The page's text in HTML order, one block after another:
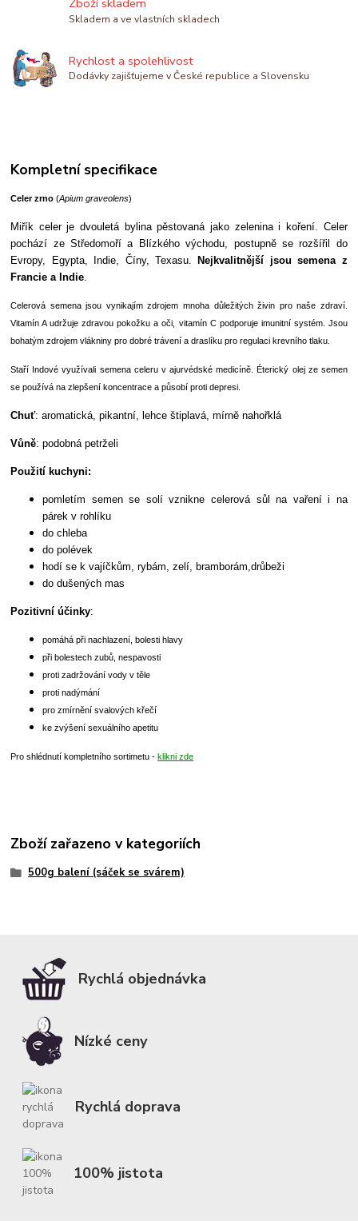
Skladem a ve vlastních skladech
Rychlost a spolehlivost
Dodávky zajišťujeme v České republice a Slovensku
Kompletní specifikace
Celer zrno (Apium graveolens)
Miřík celer je dvouletá bylina pěstovaná jako zelenina i koření. Celer
pochází ze Středomoří a Blízkého východu, postupně se rozšířil do
Evropy, Egypta, Indie, Číny, Texasu.
Nejkvalitnější jsou semena z
Francie a Indie
Celerová semena jsou vynikajím zdrojem mnoha důležitých živin pro naše zdraví.
Vitamín A udržuje zdravou pokožku a oči, vitamín C podporuje imunitní systém. Jsou
bohatým zdrojem vlákniny pro dobré trávení a draslíku pro regulaci krevního tlaku.
Staří Indové využívali semena celeru v ajurvédské medicíně. Éterický olej ze semen
se používá na zlepšení koncentrace a působí proti depresi.
Chuť: aromatická, pikantní, lehce štiplavá, mírně nahořklá
Vůně: podobná petrželi
Použití kuchyni:
pomletím semen se solí vznikne celerová sůl na vaření i na
párek v rohlíku
do chleba
do polévek
hodí se k vajíčkům, rybám, zelí, bramborám,drůbeži
do dušených mas
Pozitivní účinky:
pomáhá při nachlazení, bolesti hlavy
při bolestech zubů, nespavosti
proti zadržování vody v těle
proti nadýmání
pro zmírnění svalových křečí
ke zvýšení sexuálního apetitu
Pro shlédnutí kompletního sortimetu -klikni zde
Zboží zařazeno v kategoriích
500g balení (sáček se svárem)
Rychlá objednávka
Nízké ceny
Rychlá doprava
100% jistota